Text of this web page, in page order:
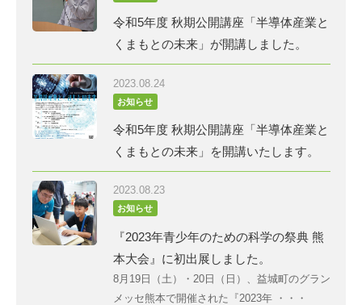
令和5年度 秋期公開講座「半導体産業と
くまもとの未来」が開講しました。
2023.08.24
お知らせ
令和5年度 秋期公開講座「半導体産業と
くまもとの未来」を開講いたします。
2023.08.23
お知らせ
『2023年青少年のための科学の祭典 熊
本大会』に初出展しました。
8月19日（土）・20日（日）、益城町のグラン
メッセ熊本で開催された『2023年 ・・・